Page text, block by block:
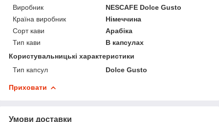
Виробник
NESCAFE Dolce Gusto
Країна виробник
Німеччина
Сорт кави
Арабіка
Тип кави
В капсулах
Користувальницькі характеристики
Тип капсул
Dolce Gusto
Приховати
Умови доставки